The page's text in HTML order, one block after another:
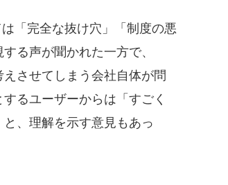
「完全な抜け穴」「制度の悪
る声が聞かれた一方で、
させてしまう会社自体が問
るユーザーからは「すごく
、理解を示す意見もあっ